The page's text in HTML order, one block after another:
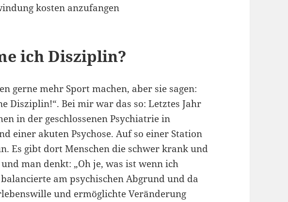
kosten anzufangen
ich Disziplin?
gerne mehr Sport machen, aber sie sagen:
Disziplin!“. Bei mir war das so: Letztes Jahr
in der geschlossenen Psychiatrie in
einer akuten Psychose. Auf so einer Station
Es gibt dort Menschen die schwer krank und
man denkt: „Oh je, was ist wenn ich
am psychischen Abgrund und da
und ermöglichte Veränderung